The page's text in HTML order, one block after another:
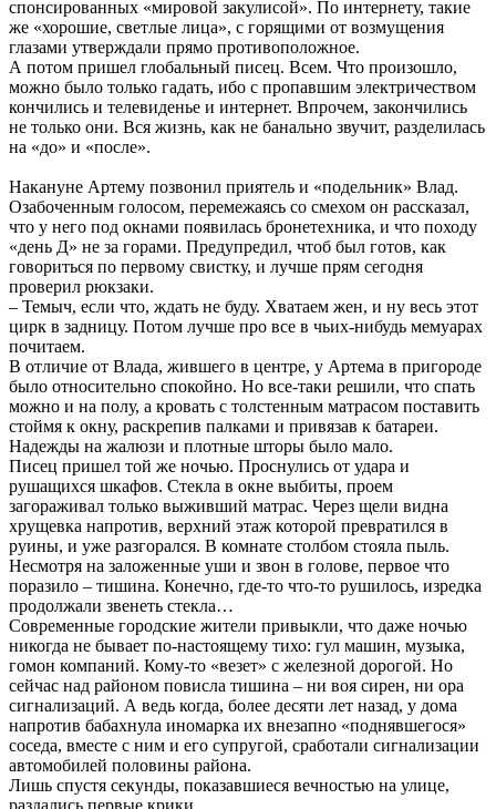
спонсированных «мировой закулисой». По интернету, такие
же «хорошие, светлые лица», с горящими от возмущения
глазами утверждали прямо противоположное.
А потом пришел глобальный писец. Всем. Что произошло,
можно было только гадать, ибо с пропавшим электричеством
кончились и телевиденье и интернет. Впрочем, закончились
не только они. Вся жизнь, как не банально звучит, разделилась
на «до» и «после».
Накануне Артему позвонил приятель и «подельник» Влад.
Озабоченным голосом, перемежаясь со смехом он рассказал,
что у него под окнами появилась бронетехника, и что походу
«день Д» не за горами. Предупредил, чтоб был готов, как
говориться по первому свистку, и лучше прям сегодня
проверил рюкзаки.
– Темыч, если что, ждать не буду. Хватаем жен, и ну весь этот
цирк в задницу. Потом лучше про все в чьих-нибудь мемуарах
почитаем.
В отличие от Влада, жившего в центре, у Артема в пригороде
было относительно спокойно. Но все-таки решили, что спать
можно и на полу, а кровать с толстенным матрасом поставить
стоймя к окну, раскрепив палками и привязав к батареи.
Надежды на жалюзи и плотные шторы было мало.
Писец пришел той же ночью. Проснулись от удара и
рушащихся шкафов. Стекла в окне выбиты, проем
загораживал только выживший матрас. Через щели видна
хрущевка напротив, верхний этаж которой превратился в
руины, и уже разгорался. В комнате столбом стояла пыль.
Несмотря на заложенные уши и звон в голове, первое что
поразило – тишина. Конечно, где-то что-то рушилось, изредка
продолжали звенеть стекла…
Современные городские жители привыкли, что даже ночью
никогда не бывает по-настоящему тихо: гул машин, музыка,
гомон компаний. Кому-то «везет» с железной дорогой. Но
сейчас над районом повисла тишина – ни воя сирен, ни ора
сигнализаций. А ведь когда, более десяти лет назад, у дома
напротив бабахнула иномарка их внезапно «поднявшегося»
соседа, вместе с ним и его супругой, сработали сигнализации
автомобилей половины района.
Лишь спустя секунды, показавшиеся вечностью на улице,
раздались первые крики.